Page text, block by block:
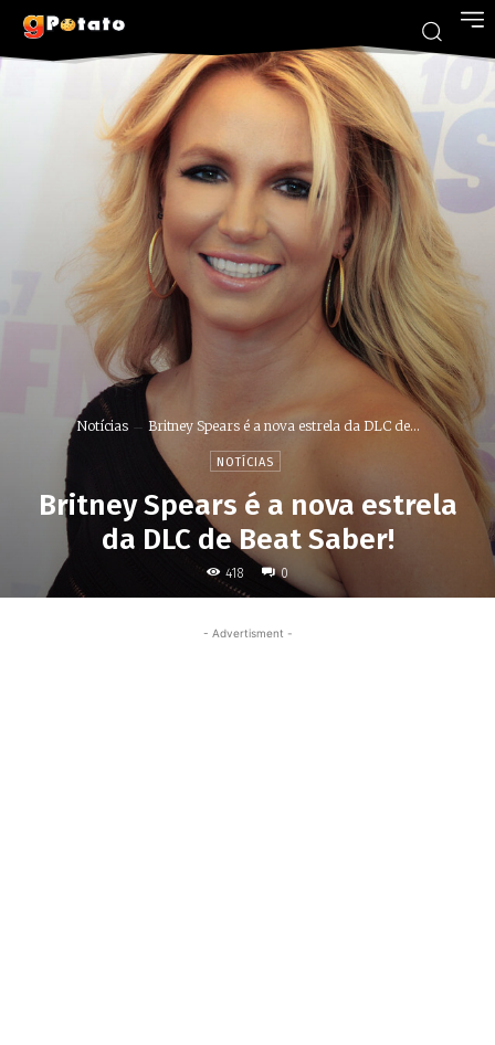
Notícias Britney Spears é a nova estrela da DLC de...
NOTÍCIAS
Britney Spears é a nova estrela
da DLC de Beat Saber!
418 0
- Advertisment -